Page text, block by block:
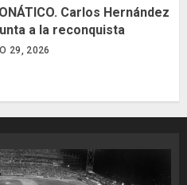
Carlos Hernández
a la reconquista
29, 2026